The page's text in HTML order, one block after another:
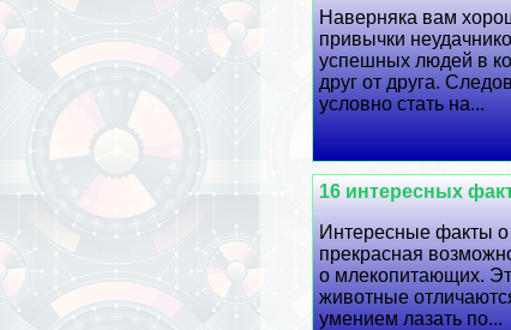
Наверняка вам
привычки
успешных людей в
друг от друга.
условно стать на...
16 интересных
Интересные факты о
прекрасная
о млекопитающих.
животные
умением лазать по...